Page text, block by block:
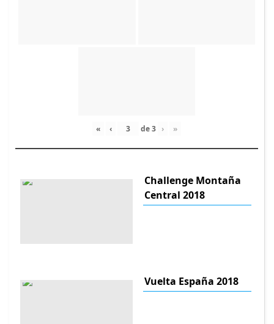
« ‹ de3 › »
Challenge Montaña
Central 2018
Vuelta España 2018